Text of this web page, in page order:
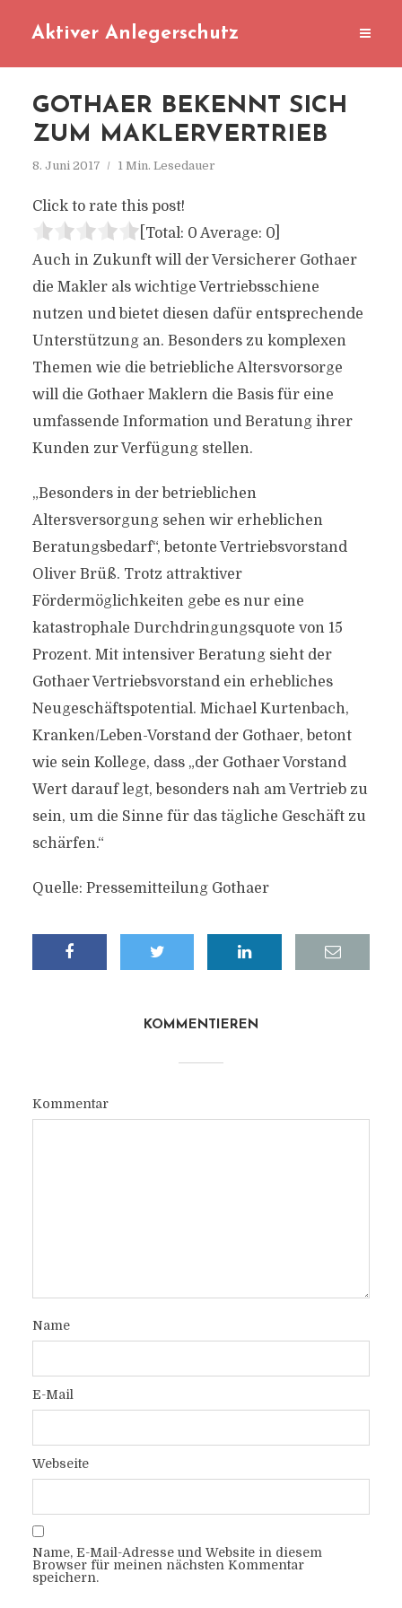
Aktiver Anlegerschutz
GOTHAER BEKENNT SICH
ZUM MAKLERVERTRIEB
8. Juni 2017 1 Min. Lesedauer
Click to rate this post!
[Total: 0 Average: 0]
Auch in Zukunft will der Versicherer Gothaer
die Makler als wichtige Vertriebsschiene
nutzen und bietet diesen dafür entsprechende
Unterstützung an. Besonders zu komplexen
Themen wie die betriebliche Altersvorsorge
will die Gothaer Maklern die Basis für eine
umfassende Information und Beratung ihrer
Kunden zur Verfügung stellen.
„Besonders in der betrieblichen
Altersversorgung sehen wir erheblichen
Beratungsbedarf“, betonte Vertriebsvorstand
Oliver Brüß. Trotz attraktiver
Fördermöglichkeiten gebe es nur eine
katastrophale Durchdringungsquote von 15
Prozent. Mit intensiver Beratung sieht der
Gothaer Vertriebsvorstand ein erhebliches
Neugeschäftspotential. Michael Kurtenbach,
Kranken/Leben-Vorstand der Gothaer, betont
wie sein Kollege, dass „der Gothaer Vorstand
Wert darauf legt, besonders nah am Vertrieb zu
sein, um die Sinne für das tägliche Geschäft zu
schärfen.“
Quelle: Pressemitteilung Gothaer
KOMMENTIEREN
Kommentar
Name
E-Mail
Webseite
Name, E-Mail-Adresse und Website in diesem
Browser für meinen nächsten Kommentar
speichern.